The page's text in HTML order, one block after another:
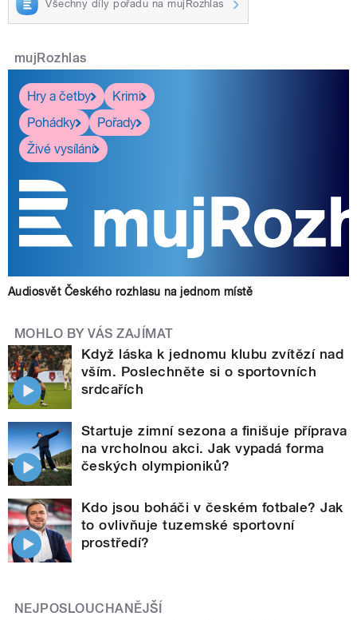
Všechny díly pořadu na mujRozhlas
mujRozhlas
Hry a četby
Krimi
Pohádky
Pořady
Živé vysílání
Audiosvět Českého rozhlasu na jednom místě
MOHLO BY VÁS ZAJÍMAT
Když láska k jednomu klubu zvítězí nad
vším. Poslechněte si o sportovních
srdcařích
Startuje zimní sezona a finišuje příprava
na vrcholnou akci. Jak vypadá forma
českých olympioniků?
Kdo jsou boháči v českém fotbale? Jak
to ovlivňuje tuzemské sportovní
prostředí?
NEJPOSLOUCHANĚJŠÍ